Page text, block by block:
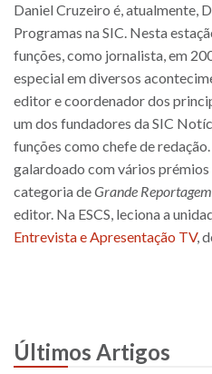
Daniel Cruzeiro é, atualmente,
Programas na SIC. Nesta
funções, como jornalista, em
especial em diversos
editor e coordenador dos
um dos fundadores da SIC
funções como chefe de
galardoado com vários
categoria deGrande Reportagem
editor. Na ESCS, leciona a
Entrevista e Apresentação TV,
Últimos Artigos